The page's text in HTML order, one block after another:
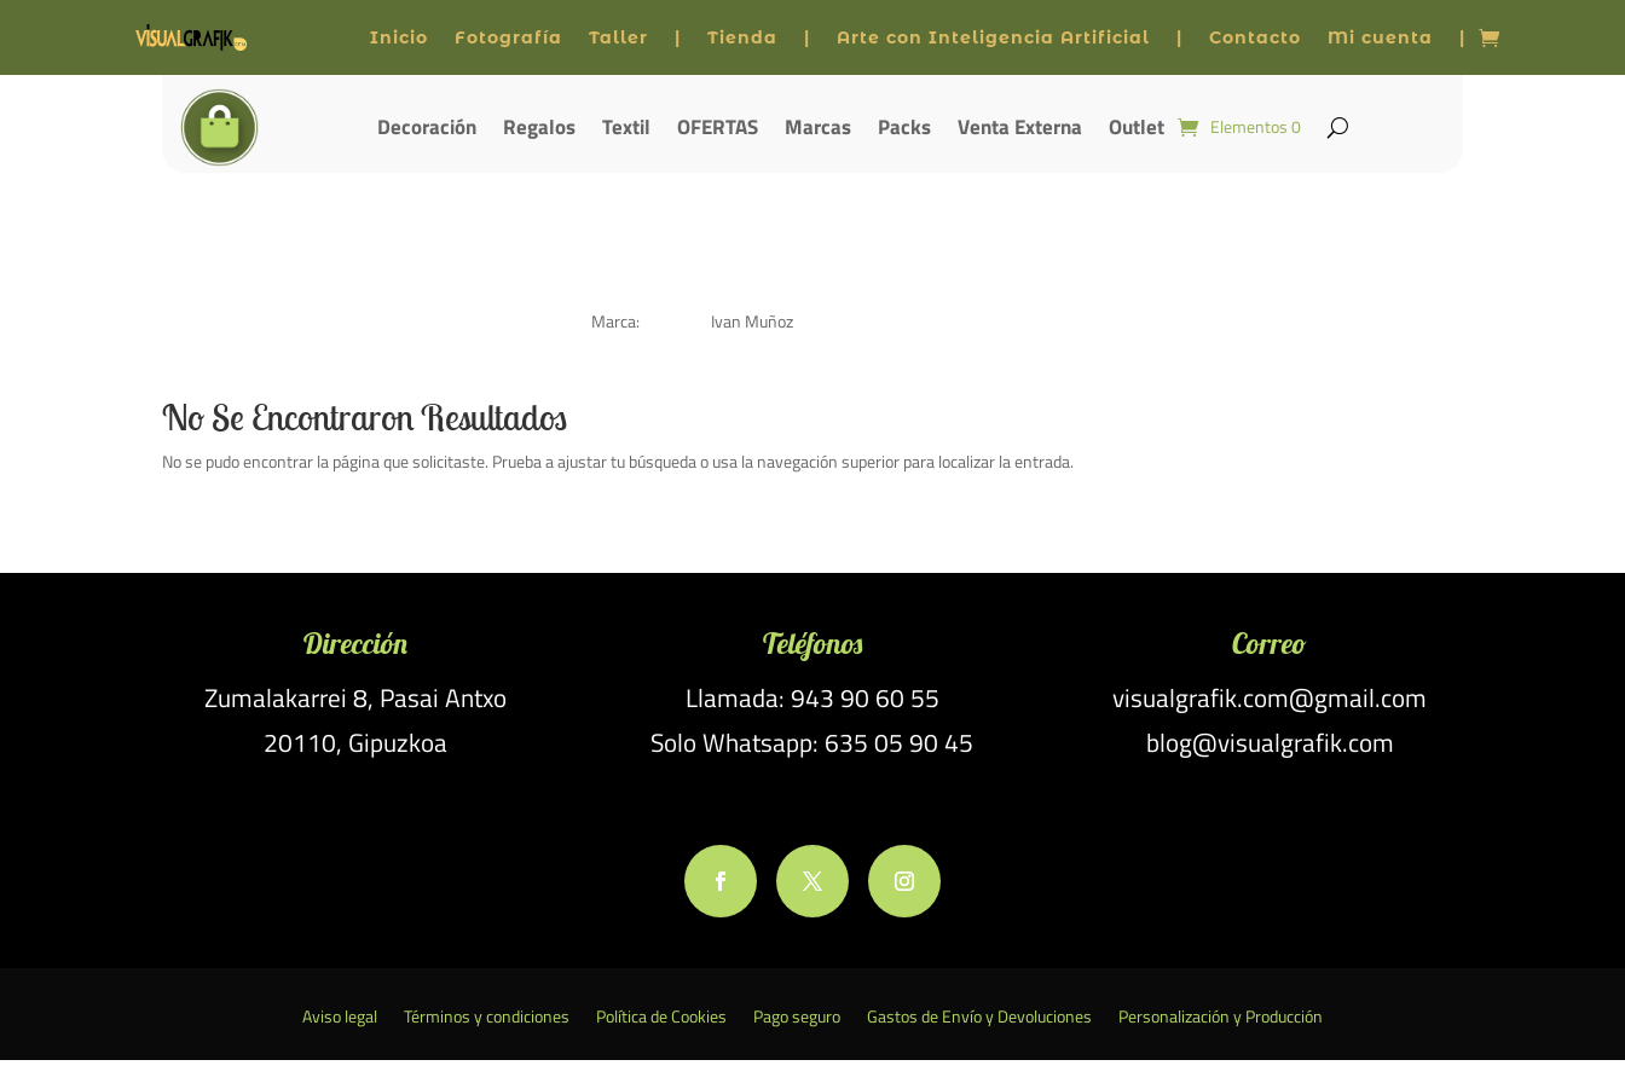
Inicio Fotografía Taller | Tienda | Arte con Inteligencia Artificial | Contacto Mi cuenta |
Decoración Regalos Textil OFERTAS Marcas Packs Venta Externa Outlet Elementos 0
Marca: Ivan Muñoz
No Se Encontraron Resultados
No se pudo encontrar la página que solicitaste. Prueba a ajustar tu búsqueda o usa la navegación superior para localizar la entrada.
Dirección
Zumalakarrei 8, Pasai Antxo
20110, Gipuzkoa
Teléfonos
Llamada: 943 90 60 55
Solo Whatsapp: 635 05 90 45
Correo
visualgrafik.com@gmail.com
blog@visualgrafik.com
Aviso legal Términos y condiciones Política de Cookies Pago seguro Gastos de Envío y Devoluciones Personalización y Producción